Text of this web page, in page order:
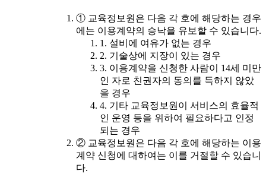
① 교육정보원은 다음 각 호에 해당하는 경우
에는 이용계약의 승낙을 유보할 수 있습니다.
1. 설비에 여유가 없는 경우
2. 기술상에 지장이 있는 경우
3. 이용계약을 신청한 사람이 14세 미만
인 자로 친권자의 동의를 득하지 않았
을 경우
4. 기타 교육정보원이 서비스의 효율적
인 운영 등을 위하여 필요하다고 인정
되는 경우
② 교육정보원은 다음 각 호에 해당하는 이용
계약 신청에 대하여는 이를 거절할 수 있습니
다.